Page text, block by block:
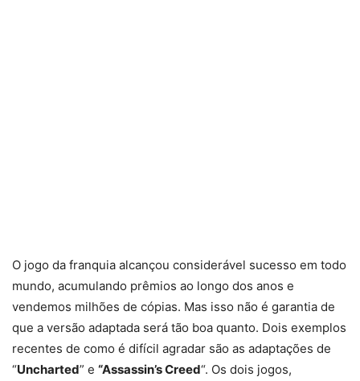
O jogo da franquia alcançou considerável sucesso em todo
mundo, acumulando prêmios ao longo dos anos e
vendemos milhões de cópias. Mas isso não é garantia de
que a versão adaptada será tão boa quanto. Dois exemplos
recentes de como é difícil agradar são as adaptações de
“Uncharted” e “Assassin’s Creed“. Os dois jogos,